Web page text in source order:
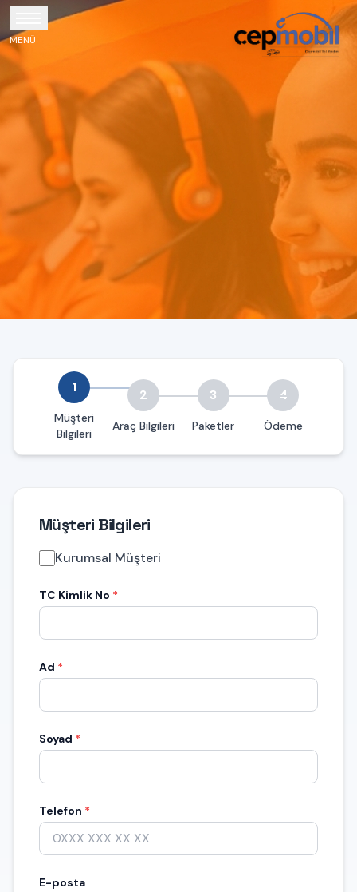
MENÜ
Anasayfa Paket Satın Al
1
Müşteri
Bilgileri
2
Araç Bilgileri
3
Paketler
4
Ödeme
Müşteri Bilgileri
Kurumsal Müşteri
TC Kimlik No *
Ad *
Soyad *
Telefon *
E-posta